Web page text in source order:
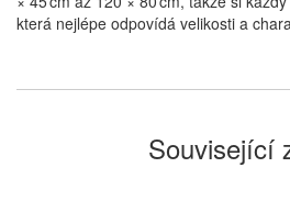
která nejlépe odpovídá velikosti a
Související